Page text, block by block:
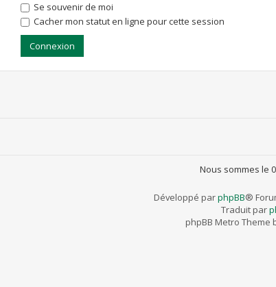
Se souvenir de moi
Cacher mon statut en ligne pour cette session
Nous sommes le
Développé parphpBB®
Traduit par
phpBB Metro Theme